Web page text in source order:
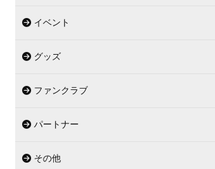
イベント
グッズ
ファンクラブ
パートナー
その他